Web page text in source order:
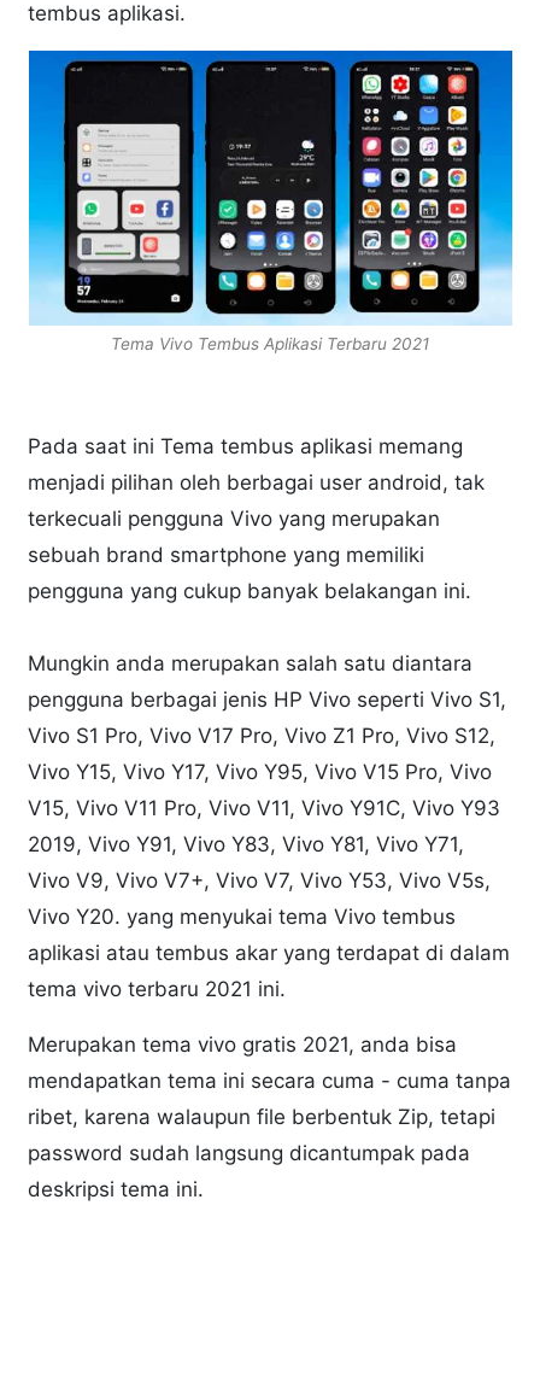
tembus aplikasi.
Tema Vivo Tembus Aplikasi Terbaru 2021
Pada saat ini Tema tembus aplikasi memang
menjadi pilihan oleh berbagai user android, tak
terkecuali pengguna Vivo yang merupakan
sebuah brand smartphone yang memiliki
pengguna yang cukup banyak belakangan ini.
Mungkin anda merupakan salah satu diantara
pengguna berbagai jenis HP Vivo seperti Vivo S1,
Vivo S1 Pro, Vivo V17 Pro, Vivo Z1 Pro, Vivo S12,
Vivo Y15, Vivo Y17, Vivo Y95, Vivo V15 Pro, Vivo
V15, Vivo V11 Pro, Vivo V11, Vivo Y91C, Vivo Y93
2019, Vivo Y91, Vivo Y83, Vivo Y81, Vivo Y71,
Vivo V9, Vivo V7+, Vivo V7, Vivo Y53, Vivo V5s,
Vivo Y20. yang menyukai tema Vivo tembus
aplikasi atau tembus akar yang terdapat di dalam
tema vivo terbaru 2021 ini.
Merupakan tema vivo gratis 2021, anda bisa
mendapatkan tema ini secara cuma - cuma tanpa
ribet, karena walaupun file berbentuk Zip, tetapi
password sudah langsung dicantumpak pada
deskripsi tema ini.